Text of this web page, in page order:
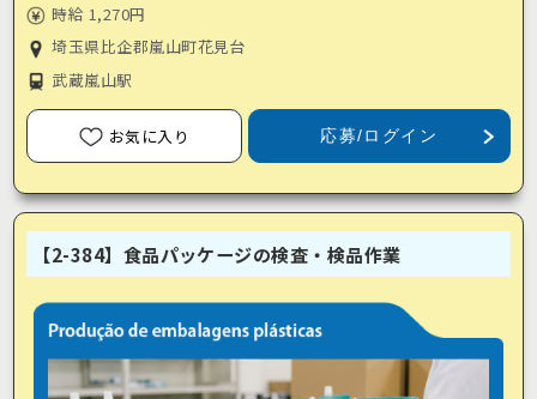
時給 1,270円
埼玉県比企郡嵐山町花見台
武蔵嵐山駅
お気に入り 応募/ログイン
【2-384】食品パッケージの検査・検品作業